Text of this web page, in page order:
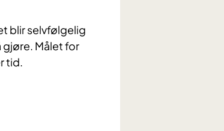
blir selvfølgelig
gjøre. Målet for
tid.